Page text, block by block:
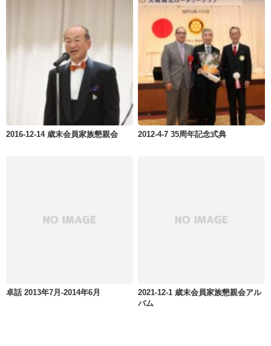
2016-12-14 歳末会員家族懇親会 2012-4-7 35周年記念式典
卓話 2013年7月-2014年6月
2021-12-1 歳末会員家族懇親会アル
バム